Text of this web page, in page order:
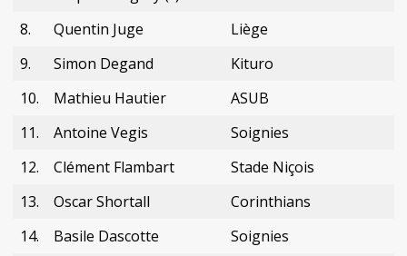
8.
Quentin Juge
Liège
9.
Simon Degand
Kituro
10.
Mathieu Hautier
ASUB
11.
Antoine Vegis
Soignies
12.
Clément Flambart
Stade Niçois
13.
Oscar Shortall
Corinthians
14.
Basile Dascotte
Soignies